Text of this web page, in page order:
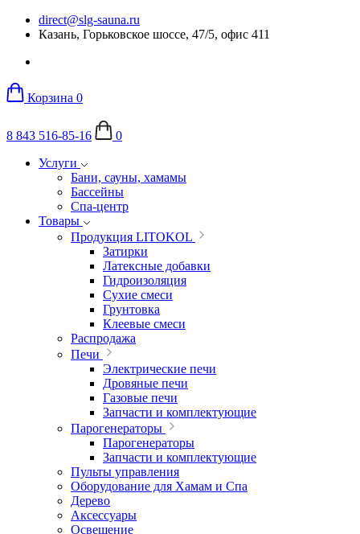
direct@slg-sauna.ru
Казань, Горьковское шоссе, 47/5, офис 411
Корзина 0
8 843 516-85-16
0
Услуги
Бани, сауны, хамамы
Бассейны
Спа-центр
Товары
Продукция LITOKOL
Затирки
Латексные добавки
Гидроизоляция
Сухие смеси
Грунтовка
Клеевые смеси
Распродажа
Печи
Электрические печи
Дровяные печи
Газовые печи
Запчасти и комплектующие
Парогенераторы
Парогенераторы
Запчасти и комплектующие
Пульты управления
Оборудование для Хамам и Спа
Дерево
Аксессуары
Освещение